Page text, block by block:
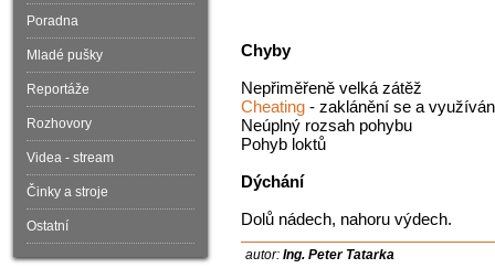
Chyby
Nepřiměřeně velká zátěž
Cheating - zaklánění se a
Neúplný rozsah pohybu
Pohyb loktů
Dýchání
Dolů nádech, nahoru výdech.
autor: Ing. Peter Tatarka
Poradna
Mladé pušky
Reportáže
Rozhovory
Videa - stream
Činky a stroje
Ostatní